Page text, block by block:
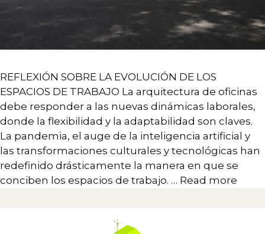
CONTATO
REFLEXIÓN SOBRE LA EVOLUCIÓN DE LOS
ESPACIOS DE TRABAJO La arquitectura de oficinas
debe responder a las nuevas dinámicas laborales,
donde la flexibilidad y la adaptabilidad son claves.
La pandemia, el auge de la inteligencia artificial y
las transformaciones culturales y tecnológicas han
redefinido drásticamente la manera en que se
conciben los espacios de trabajo. … Read more